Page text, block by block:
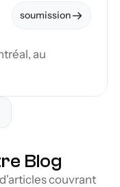
soumission
au
Blog
couvrant